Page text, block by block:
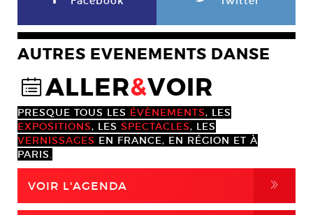
AUTRES EVENEMENTS DANSE
@ALLER&VOIR
PRESQUE TOUS LES ÉVÈNEMENTS, LES
EXPOSITIONS, LES SPECTACLES, LES
VERNISSAGES EN FRANCE, EN RÉGION ET À
PARIS.
VOIR L'AGENDA ,